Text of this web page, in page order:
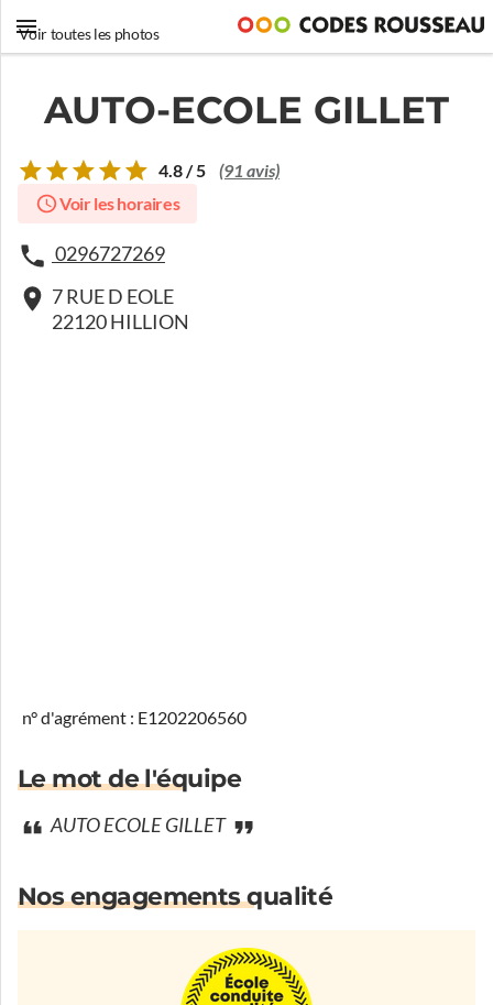
Voir toutes les photos
AUTO-ECOLE GILLET
4.8 / 5 (91 avis)
Voir les horaires
0296727269
7 RUE D EOLE
22120 HILLION
n° d'agrément : E1202206560
Le mot de l'équipe
AUTO ECOLE GILLET
Nos engagements qualité